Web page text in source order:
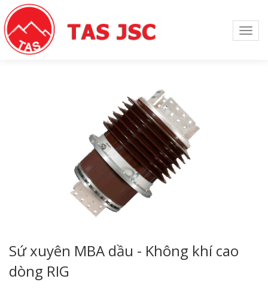
Sứ xuyên MBA dầu - Không khí cao
dòng RIG